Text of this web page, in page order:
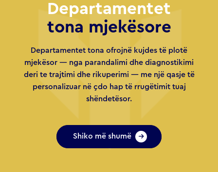
Departamentet
tona mjekësore
Departamentet tona ofrojnë kujdes të plotë
mjekësor — nga parandalimi dhe diagnostikimi
deri te trajtimi dhe rikuperimi — me një qasje të
personalizuar në çdo hap të rrugëtimit tuaj
shëndetësor.
Shiko më shumë